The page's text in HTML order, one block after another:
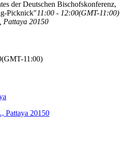
der Deutschen Bischofskonferenz,
Picknick"11:00 - 12:00(GMT-11:00)
Pattaya 20150
(GMT-11:00)
Pattaya 20150